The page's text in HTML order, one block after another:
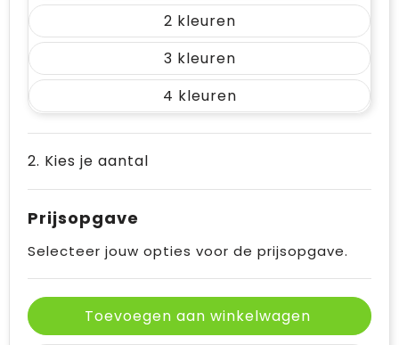
2
3
4
2. Kies je aantal
Prijsopgave
Selecteer jouw opties voor de prijsopgave.
Toevoegen aan winkelwagen